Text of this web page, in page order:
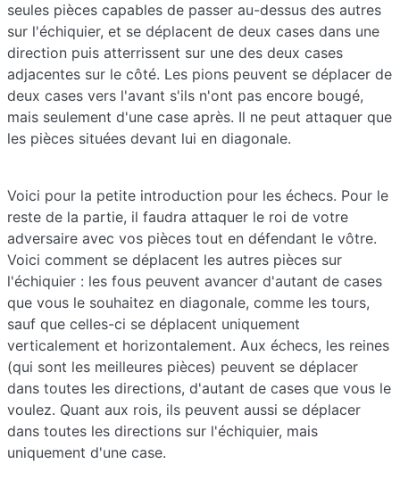
seules pièces capables de passer au-dessus des autres
sur l'échiquier, et se déplacent de deux cases dans une
direction puis atterrissent sur une des deux cases
adjacentes sur le côté. Les pions peuvent se déplacer de
deux cases vers l'avant s'ils n'ont pas encore bougé,
mais seulement d'une case après. Il ne peut attaquer que
les pièces situées devant lui en diagonale.
Voici pour la petite introduction pour les échecs. Pour le
reste de la partie, il faudra attaquer le roi de votre
adversaire avec vos pièces tout en défendant le vôtre.
Voici comment se déplacent les autres pièces sur
l'échiquier : les fous peuvent avancer d'autant de cases
que vous le souhaitez en diagonale, comme les tours,
sauf que celles-ci se déplacent uniquement
verticalement et horizontalement. Aux échecs, les reines
(qui sont les meilleures pièces) peuvent se déplacer
dans toutes les directions, d'autant de cases que vous le
voulez. Quant aux rois, ils peuvent aussi se déplacer
dans toutes les directions sur l'échiquier, mais
uniquement d'une case.